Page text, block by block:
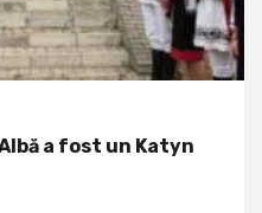
a fost un Katyn